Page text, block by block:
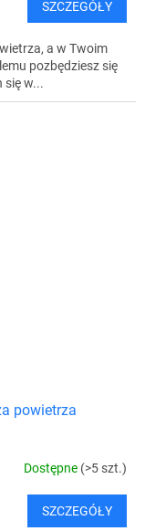
SZCZEGÓŁY
a w Twoim
pozbędziesz się
się w...
powietrza
Dostępne (>5 szt.)
SZCZEGÓŁY